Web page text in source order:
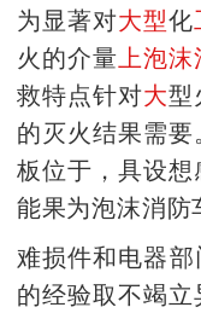
为显著对大型化
火的介量上泡沫
救特点针对大型
的灭火结果需
板位于，具设想
能果为泡沫消防
难损件和电器
的经验取不竭